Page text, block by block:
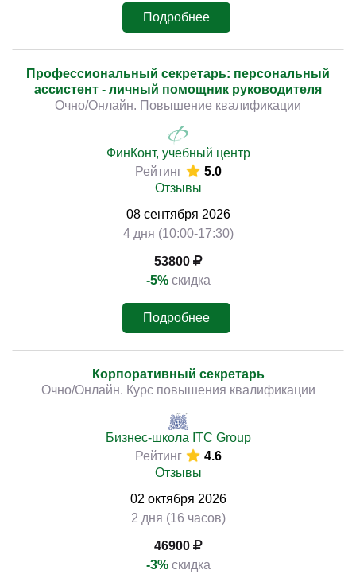
Подробнее
Профессиональный секретарь: персональный
ассистент - личный помощник руководителя
Очно/Онлайн. Повышение квалификации
ФинКонт, учебный центр
Рейтинг
5.0
Отзывы
08 сентября 2026
4 дня (10:00-17:30)
53800
-5% скидка
Подробнее
Корпоративный секретарь
Очно/Онлайн. Курс повышения квалификации
Бизнес-школа ITC Group
Рейтинг
4.6
Отзывы
02 октября 2026
2 дня (16 часов)
46900
-3% скидка